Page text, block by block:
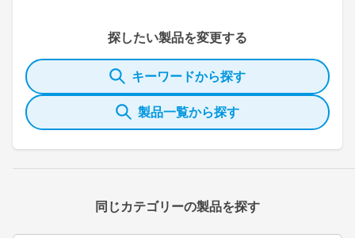
探したい製品を変更する
キーワードから探す
製品一覧から探す
同じカテゴリーの製品を探す